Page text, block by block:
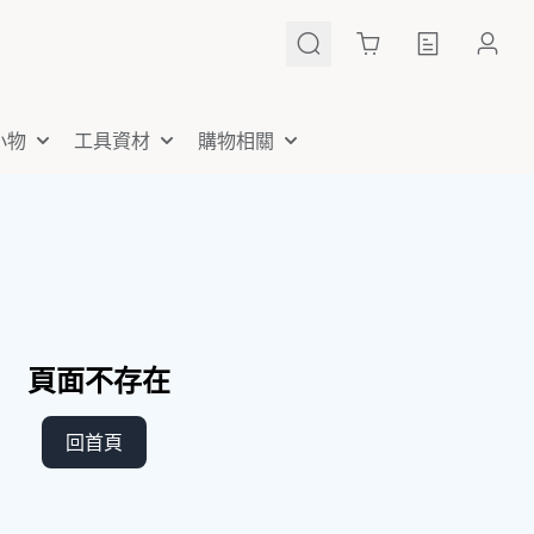
Cart
物 工具資材 購物相關
頁面不存在
回首頁